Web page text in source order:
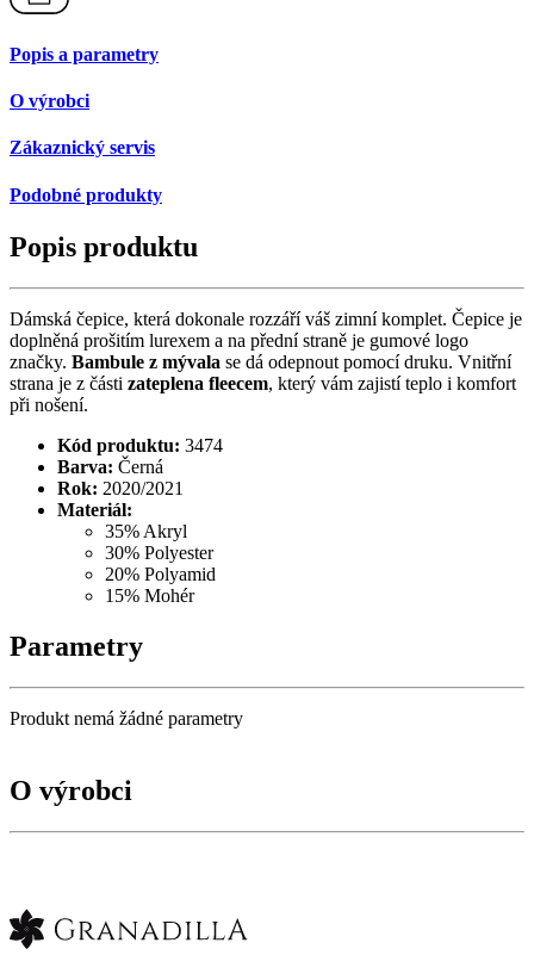
Popis a parametry
O výrobci
Zákaznický servis
Podobné produkty
Popis produktu
Dámská čepice, která dokonale rozzáří váš zimní komplet. Čepice je
doplněná prošitím lurexem a na přední straně je gumové logo
značky. Bambule z mývala se dá odepnout pomocí druku. Vnitřní
strana je z části zateplena fleecem, který vám zajistí teplo i komfort
při nošení.
Kód produktu: 3474
Barva: Černá
Rok: 2020/2021
Materiál:
35% Akryl
30% Polyester
20% Polyamid
15% Mohér
Parametry
Produkt nemá žádné parametry
O výrobci